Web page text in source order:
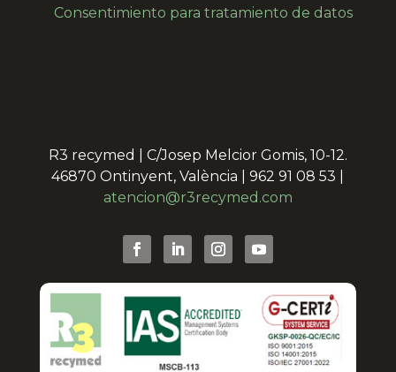
Consentimiento para tratamiento de datos
R3 recymed | C/Josep Melcior Gomis, 10-12.
46870 Ontinyent, València | 962 91 08 53 |
atencion@r3recymed.com